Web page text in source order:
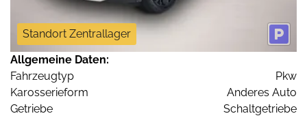
Standort Zentrallager
Allgemeine Daten:
Fahrzeugtyp
Pkw
Karosserieform
Anderes Auto
Getriebe
Schaltgetriebe